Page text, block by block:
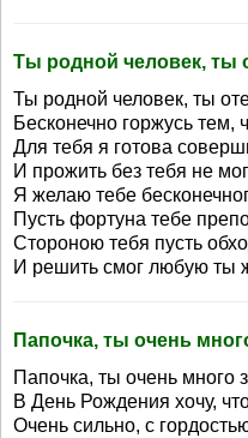
Ты родной человек, ты
Ты родной человек, ты
Бесконечно горжусь тем,
Для тебя я готова
И прожить без тебя не
Я желаю тебе
Пусть фортуна тебе
Стороною тебя пусть
И решить смог любую ты
Папочка, ты очень
Папочка, ты очень много
В День Рождения хочу,
Очень сильно, с